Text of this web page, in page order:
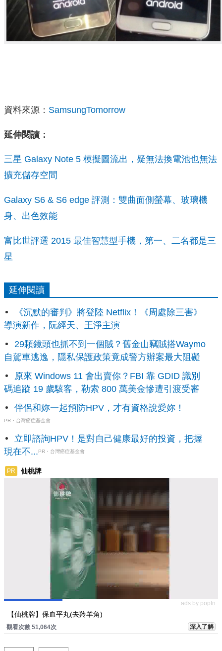
資料來源： SamsungTomorrow
延伸閱讀：
三星 Galaxy Note 5 模擬圖流出，疑無法換電池也無法
擴充儲存空間
Galaxy S6 & S6 edge 評測：雙曲面側螢幕、玻璃機
身、出色效能
富比世評選 2015 最佳智慧型手機，第一、二名都是三
星
延伸閱讀
《沉默的審判》將登陸 Netflix！《周處除三害》
導演新作，阮經天、王淨主演
29顆鏡頭也抓不到一個賊？舊金山竊賊搭Waymo
自駕車逃逸，隱私保護政策竟成警方辦案最大阻礙
原來 Windows 11 會出賣你？FBI 靠 GDID 識別
碼追蹤 19 歲駭客，勒索 800 萬美金慘遭引渡受審
伴侶和妳一起預防HPV，才有資格說愛妳！
PR・台灣癌症基金會
立即諮詢HPV！是對自己健康最好的投資，把握
現在不...PR・台灣癌症基金會
PR 仙桃牌
ads by popIn
【仙桃牌】保血平丸(去羚羊角)
觀看次數 51,064次 深入了解